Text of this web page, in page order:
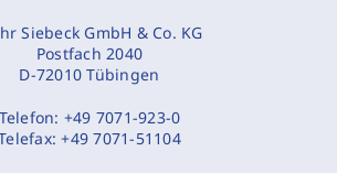
Siebeck GmbH & Co. KG
Postfach 2040
D-72010 Tübingen
Telefon: +49 7071-923-0
+49 7071-51104